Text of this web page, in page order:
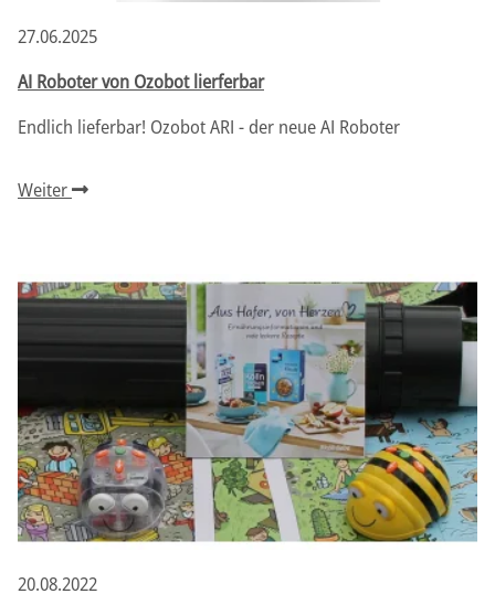
27.06.2025
AI Roboter von Ozobot lierferbar
Endlich lieferbar! Ozobot ARI - der neue AI Roboter
Weiter
20.08.2022